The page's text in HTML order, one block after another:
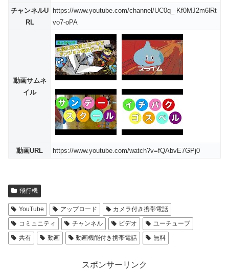
チャンネルU
RL
https://www.youtube.com/channel/UC0q_-Kf0MJ2m6lRt
vo7-oPA
動画サムネ
イル
動画URL https://www.youtube.com/watch?v=fQAbvE7GPj0
飛行機
YouTube アップロード
カメラ付き携帯電話
コミュニティ
チャンネル ビデオ
ユーチューブ
共有
動画 動画機能付き携帯電話 無料
スポンサーリンク